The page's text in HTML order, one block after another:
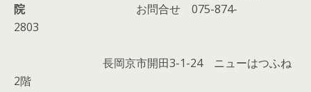
院お問合せ 075-874-
2803
長岡京市開田3-1-24 ニューはつふね
2階